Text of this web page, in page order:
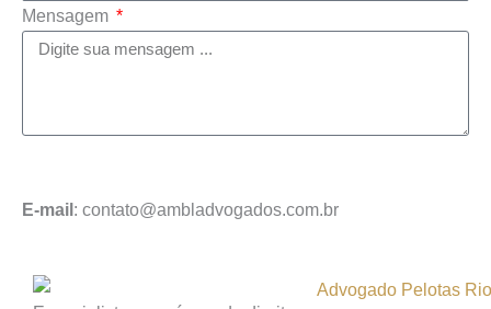
Mensagem
E-mail : contato@ambladvogados.com.br